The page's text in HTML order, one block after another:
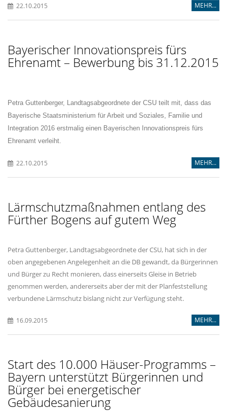
22.10.2015 MEHR...
Bayerischer Innovationspreis fürs
Ehrenamt – Bewerbung bis 31.12.2015
Petra Guttenberger, Landtagsabgeordnete der CSU teilt mit, dass das
Bayerische Staatsministerium für Arbeit und Soziales, Familie und
Integration 2016 erstmalig einen Bayerischen Innovationspreis fürs
Ehrenamt verleiht.
22.10.2015 MEHR...
Lärmschutzmaßnahmen entlang des
Fürther Bogens auf gutem Weg
Petra Guttenberger, Landtagsabgeordnete der CSU, hat sich in der
oben angegebenen Angelegenheit an die DB gewandt, da Bürgerinnen
und Bürger zu Recht monieren, dass einerseits Gleise in Betrieb
genommen werden, andererseits aber der mit der Planfeststellung
verbundene Lärmschutz bislang nicht zur Verfügung steht.
16.09.2015 MEHR...
Start des 10.000 Häuser-Programms –
Bayern unterstützt Bürgerinnen und
Bürger bei energetischer
Gebäudesanierung